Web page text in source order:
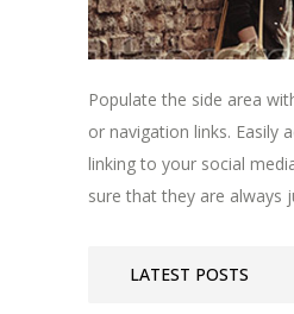
Populate the side area
or navigation links. Easily
linking to your social
sure that they are always
LATEST POSTS